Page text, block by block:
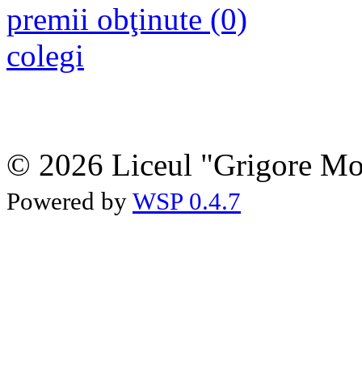
premii obţinute (0)
colegi
© 2026 Liceul "Grigore
Powered by WSP 0.4.7